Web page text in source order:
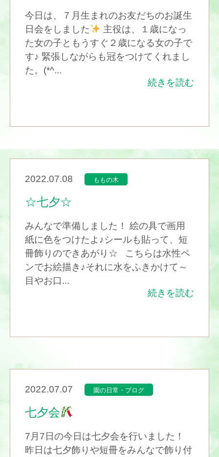
今日は、７月生まれのお友だちのお誕生
日会をしました
主役は、１歳になっ
た女の子ともうすぐ２歳になる女の子で
す♪ 緊張しながらも冠をつけてくれまし
た。(*^...
続きを読む
2022.07.08 ももの木
☆七夕☆
みんなで準備しました！ 絵の具で画用
紙に色をつけたよ♪シールも貼って、短
冊飾りのできあがり☆ こちらは水性ペ
ンでお絵描き♪それに水をふきかけて～
目やお口...
続きを読む
2022.07.07 園の日常・ブログ
七夕会
7月7日の今日は七夕会を行いました！
昨日は七夕飾りや短冊をみんなで飾り付